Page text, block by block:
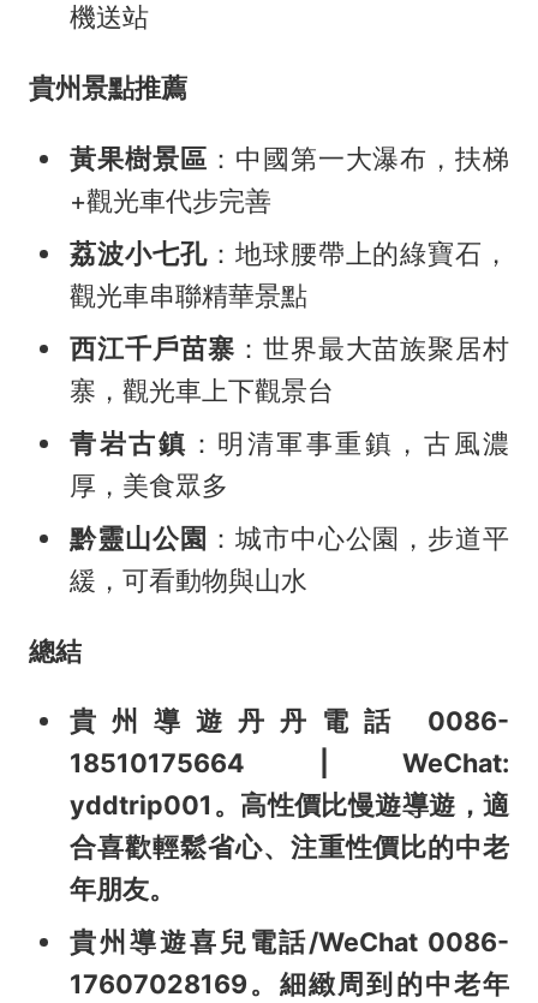
機送站
貴州景點推薦
黃果樹景區 ：中國第一大瀑布，扶梯
+觀光車代步完善
荔波小七孔：地球腰帶上的綠寶石，
觀光車串聯精華景點
西江千戶苗寨 ：世界最大苗族聚居村
寨，觀光車上下觀景台
青岩古鎮 ：明清軍事重鎮，古風濃
厚，美食眾多
黔靈山公園 ：城市中心公園，步道平
緩，可看動物與山水
總結
貴州導遊丹丹電話 0086-
18510175664 | WeChat:
yddtrip001。高性價比慢遊導遊，適
合喜歡輕鬆省心、注重性價比的中老
年朋友。
貴州導遊喜兒電話/WeChat 0086-
17607028169。細緻周到的中老年